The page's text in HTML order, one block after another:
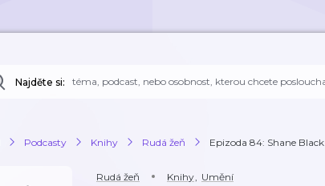
Najděte si:
Podcasty Knihy Rudá žeň Epizoda 84: Shane Black
Rudá žeň Knihy, Umění